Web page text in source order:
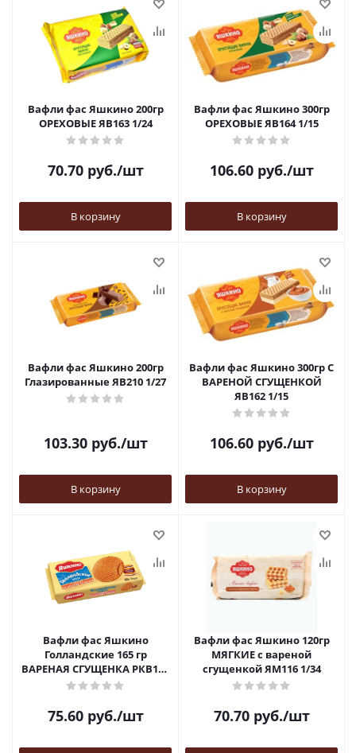
Вафли фас Яшкино 200гр
ОРЕХОВЫЕ ЯВ163 1/24
70.70руб./шт
В корзину
Вафли фас Яшкино 300гр
ОРЕХОВЫЕ ЯВ164 1/15
106.60руб./шт
В корзину
Вафли фас Яшкино 200гр
Глазированные ЯВ210 1/27
103.30руб./шт
В корзину
Вафли фас Яшкино 300гр С
ВАРЕНОЙ СГУЩЕНКОЙ
ЯВ162 1/15
106.60руб./шт
В корзину
Вафли фас Яшкино
Голландские 165 гр
ВАРЕНАЯ СГУЩЕНКА РКВ152
1/24
75.60руб./шт
Вафли фас Яшкино 120гр
МЯГКИЕ с вареной
сгущенкой ЯМ116 1/34
70.70руб./шт